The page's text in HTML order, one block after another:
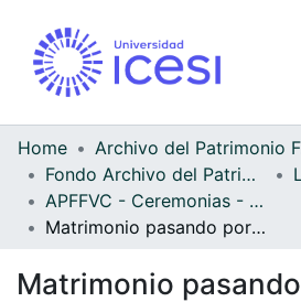
Home
Fondo Archivo del Patrimonio Fotográfico y Fílmico del Valle del Cauca
APFFVC - Ceremonias - Patrimonial
Matrimonio pasando por la calle
Matrimonio